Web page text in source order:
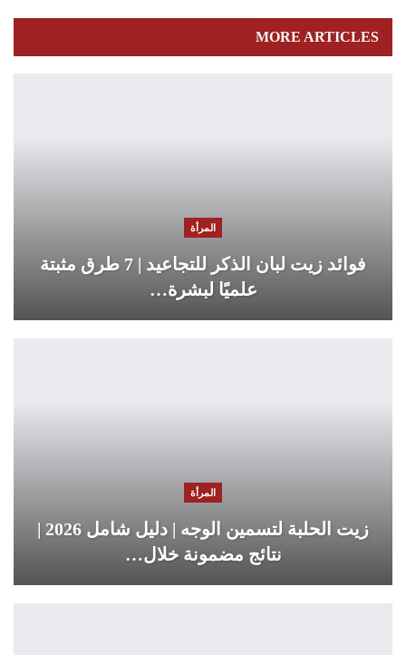
MORE ARTICLES
المرأة
فوائد زيت لبان الذكر للتجاعيد | 7 طرق مثبتة
علميًا لبشرة…
المرأة
زيت الحلبة لتسمين الوجه | دليل شامل 2026 |
نتائج مضمونة خلال…